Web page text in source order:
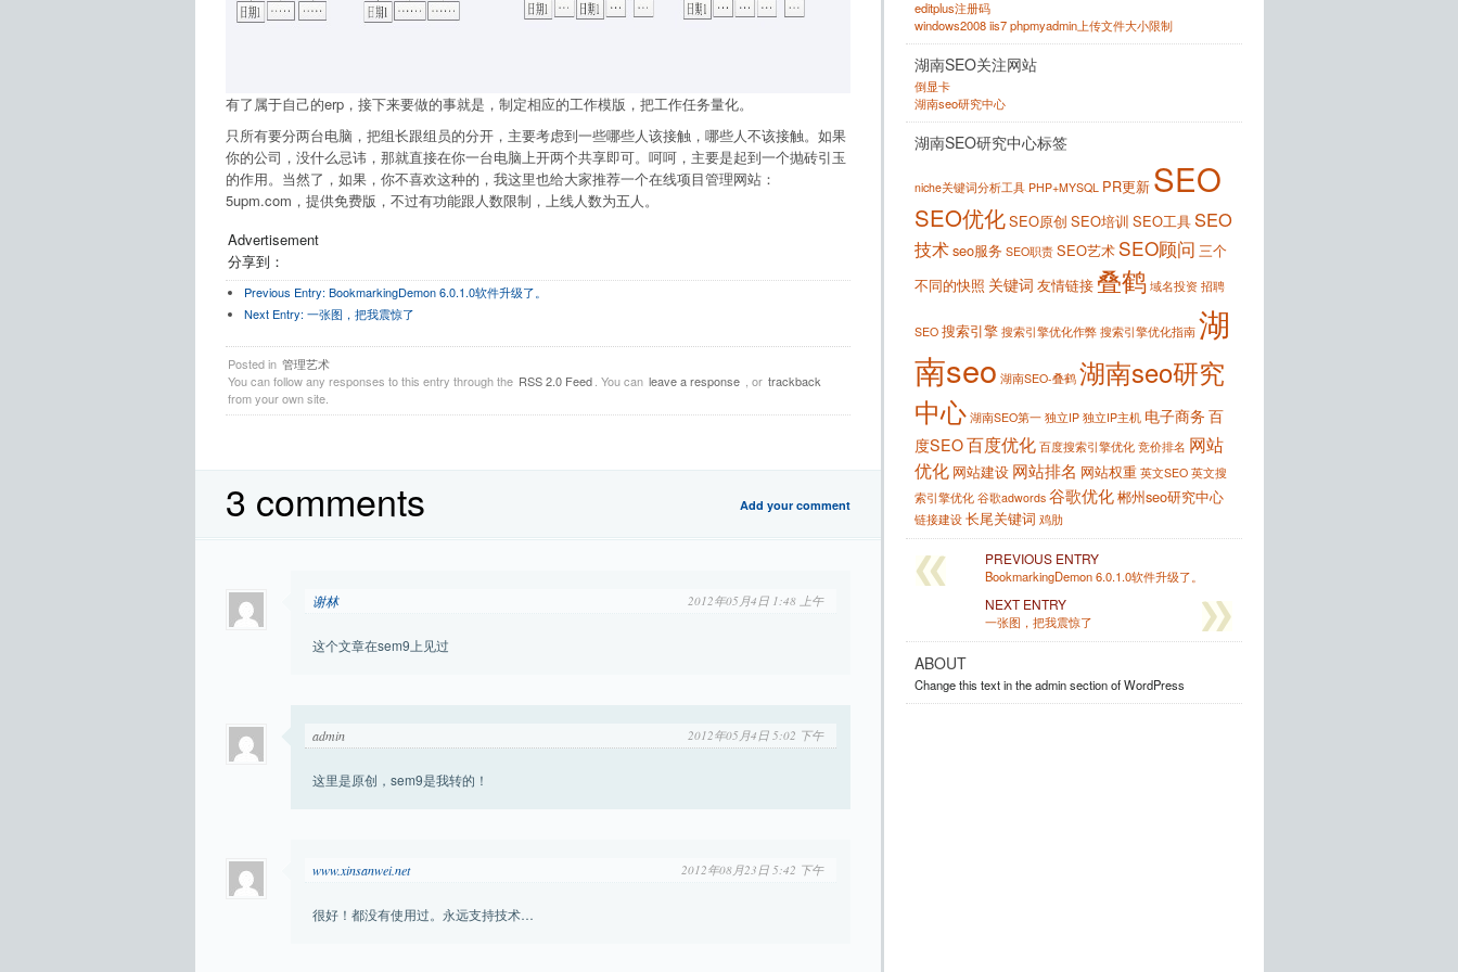
有了属于自己的erp，接下来要做的事就是，制定相应的工作模版，把工作任务量化。
只所有要分两台电脑，把组长跟组员的分开，主要考虑到一些哪些人该接触，哪些人不该接触。如果
你的公司，没什么忌讳，那就直接在你一台电脑上开两个共享即可。呵呵，主要是起到一个抛砖引玉
的作用。当然了，如果，你不喜欢这种的，我这里也给大家推荐一个在线项目管理网站：
5upm.com，提供免费版，不过有功能跟人数限制，上线人数为五人。
Advertisement
分享到：
Previous Entry: BookmarkingDemon 6.0.1.0软件升级了。
Next Entry: 一张图，把我震惊了
Posted in 管理艺术
You can follow any responses to this entry through the RSS 2.0 Feed . You can leave a response , or trackback
from your own site.
3 comments Add your comment
谢林 2012年05月4日 1:48 上午
这个文章在sem9上见过
admin 2012年05月4日 5:02 下午
这里是原创，sem9是我转的！
www.xinsanwei.net 2012年08月23日 5:42 下午
很好！都没有使用过。永远支持技术…
editplus注册码
windows2008 iis7 phpmyadmin上传文件大小限制
湖南SEO关注网站
倒显卡
湖南seo研究中心
湖南SEO研究中心标签
niche关键词分析工具 PHP+MYSQL PR更新 SEO
SEO优化SEO原创 SEO培训 SEO工具 SEO
技术seo服务 SEO职责 SEO艺术 SEO顾问 三个
不同的快照 关键词 友情链接 叠鹤 域名投资 招聘
SEO 搜索引擎 搜索引擎优化作弊 搜索引擎优化指南 湖
南seo 湖南SEO-叠鹤 湖南seo研究
中心 湖南SEO第一 独立IP 独立IP主机 电子商务 百
度SEO百度优化 百度搜索引擎优化 竞价排名 网站
优化 网站建设 网站排名 网站权重 英文SEO 英文搜
索引擎优化 谷歌adwords 谷歌优化郴州seo研究中心
链接建设 长尾关键词 鸡肋
PREVIOUS ENTRY
BookmarkingDemon 6.0.1.0软件升级了。
NEXT ENTRY
一张图，把我震惊了
ABOUT
Change this text in the admin section of WordPress